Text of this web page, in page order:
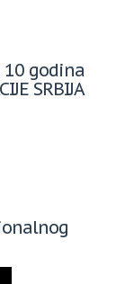
10 godina
SRBIJA